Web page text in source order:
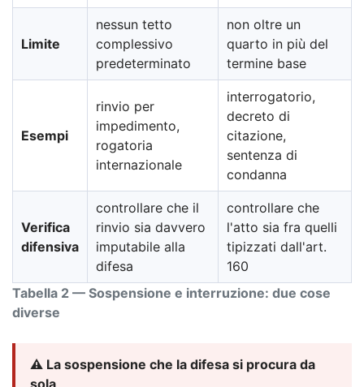
Tabella 2 — Sospensione e interruzione: due cose
diverse
Limite
nessun tetto
complessivo
predeterminato
non oltre un
quarto in più del
termine base
Esempi
rinvio per
impedimento,
rogatoria
internazionale
interrogatorio,
decreto di
citazione,
sentenza di
condanna
Verifica
difensiva
controllare che il
rinvio sia davvero
imputabile alla
difesa
controllare che
l'atto sia fra quelli
tipizzati dall'art.
160
⚠️ La sospensione che la difesa si procura da
sola